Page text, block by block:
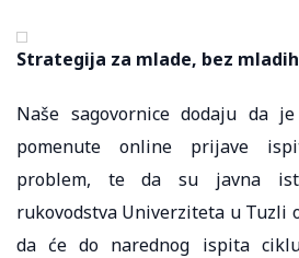
Strategija za mlade, bez mladih
Naše sagovornice dodaju da
pomenute online prijave
problem, te da su javna
rukovodstva Univerziteta u Tuzli
da će do narednog ispita